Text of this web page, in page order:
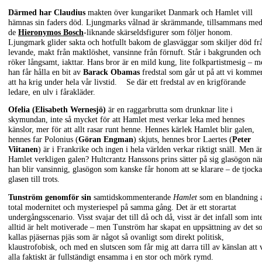
Därmed har Claudius makten över kungariket Danmark och Hamlet vill
hämnas sin faders död. Ljungmarks vålnad är skrämmande, tillsammans med
de Hieronymos Bosch-liknande skärseldsfigurer som följer honom.
Ljungmark glider sakta och hotfullt bakom de glasväggar som skiljer död
levande, makt från maktlöshet, vansinne från förnuft. Står i bakgrunden och
röker långsamt, iakttar. Hans bror är en mild kung, lite folkpartistmesig –
han får hålla en bit av Barack Obamas fredstal som går ut på att vi
att ha krig under hela vår livstid. Se där ett fredstal av en krigförande
ledare, en ulv i fårakläder.
Ofelia (Elisabeth Wernesjö) är en raggarbrutta som drunknar lite i
skymundan, inte så mycket för att Hamlet mest verkar leka med hennes
känslor, mer för att allt rasar runt henne. Hennes kärlek Hamlet blir galen,
hennes far Polonius (Göran Engman) skjuts, hennes bror Laertes (Peter
Viitanen) är i Frankrike och ingen i hela världen verkar riktigt snäll. Men är
Hamlet verkligen galen? Hultcrantz Hanssons prins sätter på sig glasögon
han blir vansinnig, glasögon som kanske får honom att se klarare – de tjocka
glasen till trots.
Tunström genomför sin samtidskommenterande Hamlet som en blandning
total modernitet och mysteriespel på samma gång. Det är ett storartat
undergångsscenario. Visst svajar det till då och då, visst är det infall som
alltid är helt motiverade – men Tunström har skapat en uppsättning av det
kallas pjäsernas pjäs som är något så ovanligt som direkt politisk,
klaustrofobisk, och med en slutscen som får mig att darra till av känslan att
alla faktiskt är fullständigt ensamma i en stor och mörk rymd.